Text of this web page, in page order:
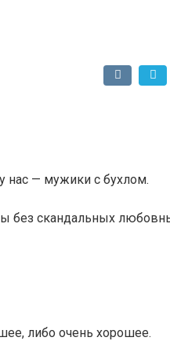
нас — мужики с бухлом.
без скандальных
либо очень хорошее.